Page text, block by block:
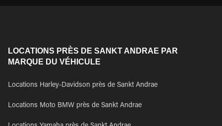
LOCATIONS PRÈS DE SANKT ANDRAE PAR
MARQUE DU VÉHICULE
Locations Harley-Davidson près de Sankt Andrae
Locations Moto BMW près de Sankt Andrae